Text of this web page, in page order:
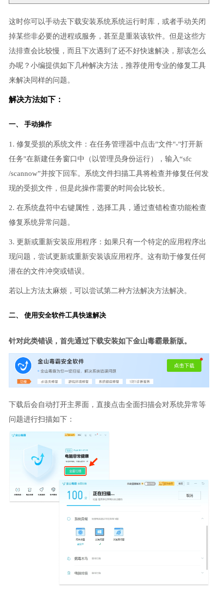
这时你可以手动去下载安装系统系统运行时库，或者手动关闭
掉某些非必要的进程或服务，甚至是重装该软件。但是这些方
法排查会比较慢，而且下次遇到了还不好快速解决，那该怎么
办呢？小编提供如下几种解决方法，推荐使用专业的修复工具
来解决同样的问题。
解决方法如下：
一、 手动操作
1. 修复受损的系统文件：在任务管理器中点击"文件"-"打开新
任务"在新建任务窗口中（以管理员身份运行），输入“sfc
/scannow”并按下回车。系统文件扫描工具将检查并修复任何发
现的受损文件，但是此操作需要的时间会比较长。
2. 在系统盘符中右键属性，选择工具，通过查错检查功能检查
修复系统异常问题。
3. 更新或重新安装应用程序：如果只有一个特定的应用程序出
现问题，尝试更新或重新安装该应用程序。这有助于修复任何
潜在的文件冲突或错误。
若以上方法太麻烦，可以尝试第二种方法解决方法解决。
二、 使用安全软件工具快速解决
针对此类错误，首先通过下载安装如下金山毒霸最新版。
下载后会自动打开主界面，直接点击全面扫描会对系统异常等
问题进行扫描如下：